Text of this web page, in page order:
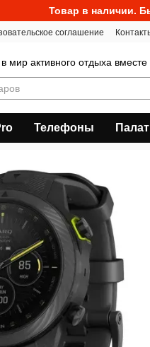
Товар в наличии.
соглашение
в мир активного отдыха
Телефоны